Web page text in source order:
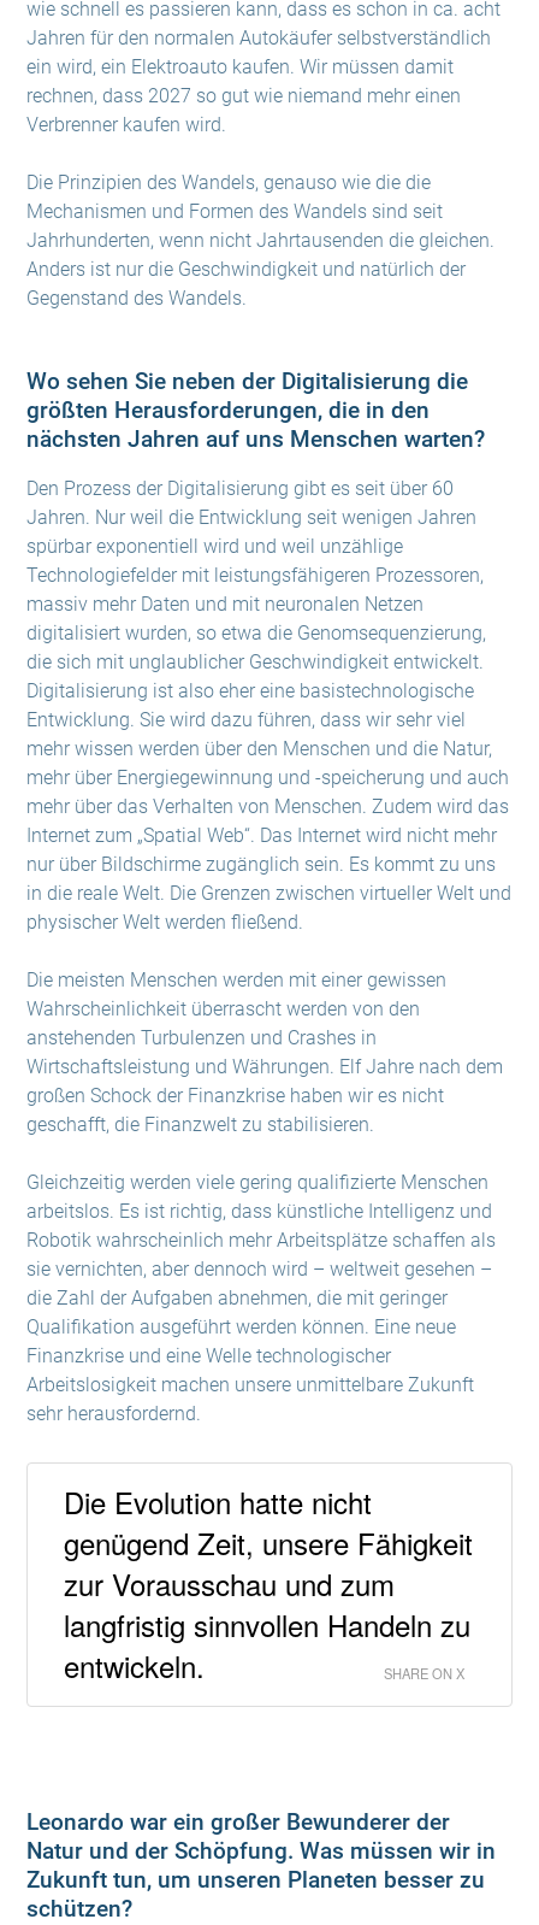
wie schnell es passieren kann, dass es schon in ca. acht
Jahren für den normalen Autokäufer selbstverständlich
ein wird, ein Elektroauto kaufen. Wir müssen damit
rechnen, dass 2027 so gut wie niemand mehr einen
Verbrenner kaufen wird.
Die Prinzipien des Wandels, genauso wie die die
Mechanismen und Formen des Wandels sind seit
Jahrhunderten, wenn nicht Jahrtausenden die gleichen.
Anders ist nur die Geschwindigkeit und natürlich der
Gegenstand des Wandels.
Wo sehen Sie neben der Digitalisierung die
größten Herausforderungen, die in den
nächsten Jahren auf uns Menschen warten?
Den Prozess der Digitalisierung gibt es seit über 60
Jahren. Nur weil die Entwicklung seit wenigen Jahren
spürbar exponentiell wird und weil unzählige
Technologiefelder mit leistungsfähigeren Prozessoren,
massiv mehr Daten und mit neuronalen Netzen
digitalisiert wurden, so etwa die Genomsequenzierung,
die sich mit unglaublicher Geschwindigkeit entwickelt.
Digitalisierung ist also eher eine basistechnologische
Entwicklung. Sie wird dazu führen, dass wir sehr viel
mehr wissen werden über den Menschen und die Natur,
mehr über Energiegewinnung und -speicherung und auch
mehr über das Verhalten von Menschen. Zudem wird das
Internet zum „Spatial Web“. Das Internet wird nicht mehr
nur über Bildschirme zugänglich sein. Es kommt zu uns
in die reale Welt. Die Grenzen zwischen virtueller Welt und
physischer Welt werden fließend.
Die meisten Menschen werden mit einer gewissen
Wahrscheinlichkeit überrascht werden von den
anstehenden Turbulenzen und Crashes in
Wirtschaftsleistung und Währungen. Elf Jahre nach dem
großen Schock der Finanzkrise haben wir es nicht
geschafft, die Finanzwelt zu stabilisieren.
Gleichzeitig werden viele gering qualifizierte Menschen
arbeitslos. Es ist richtig, dass künstliche Intelligenz und
Robotik wahrscheinlich mehr Arbeitsplätze schaffen als
sie vernichten, aber dennoch wird – weltweit gesehen –
die Zahl der Aufgaben abnehmen, die mit geringer
Qualifikation ausgeführt werden können. Eine neue
Finanzkrise und eine Welle technologischer
Arbeitslosigkeit machen unsere unmittelbare Zukunft
sehr herausfordernd.
Die Evolution hatte nicht
genügend Zeit, unsere Fähigkeit
zur Vorausschau und zum
langfristig sinnvollen Handeln zu
entwickeln.
SHARE ON X
Leonardo war ein großer Bewunderer der
Natur und der Schöpfung. Was müssen wir in
Zukunft tun, um unseren Planeten besser zu
schützen?